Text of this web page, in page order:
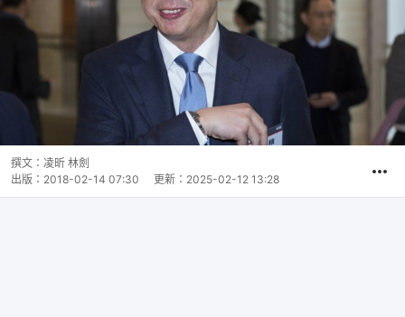
撰文： 凌昕 林劍
出版： 2018-02-14 07:30 更新： 2025-02-12 13:28